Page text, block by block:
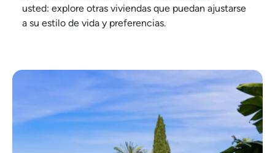
usted: explore otras viviendas que puedan ajustarse
a su estilo de vida y preferencias.